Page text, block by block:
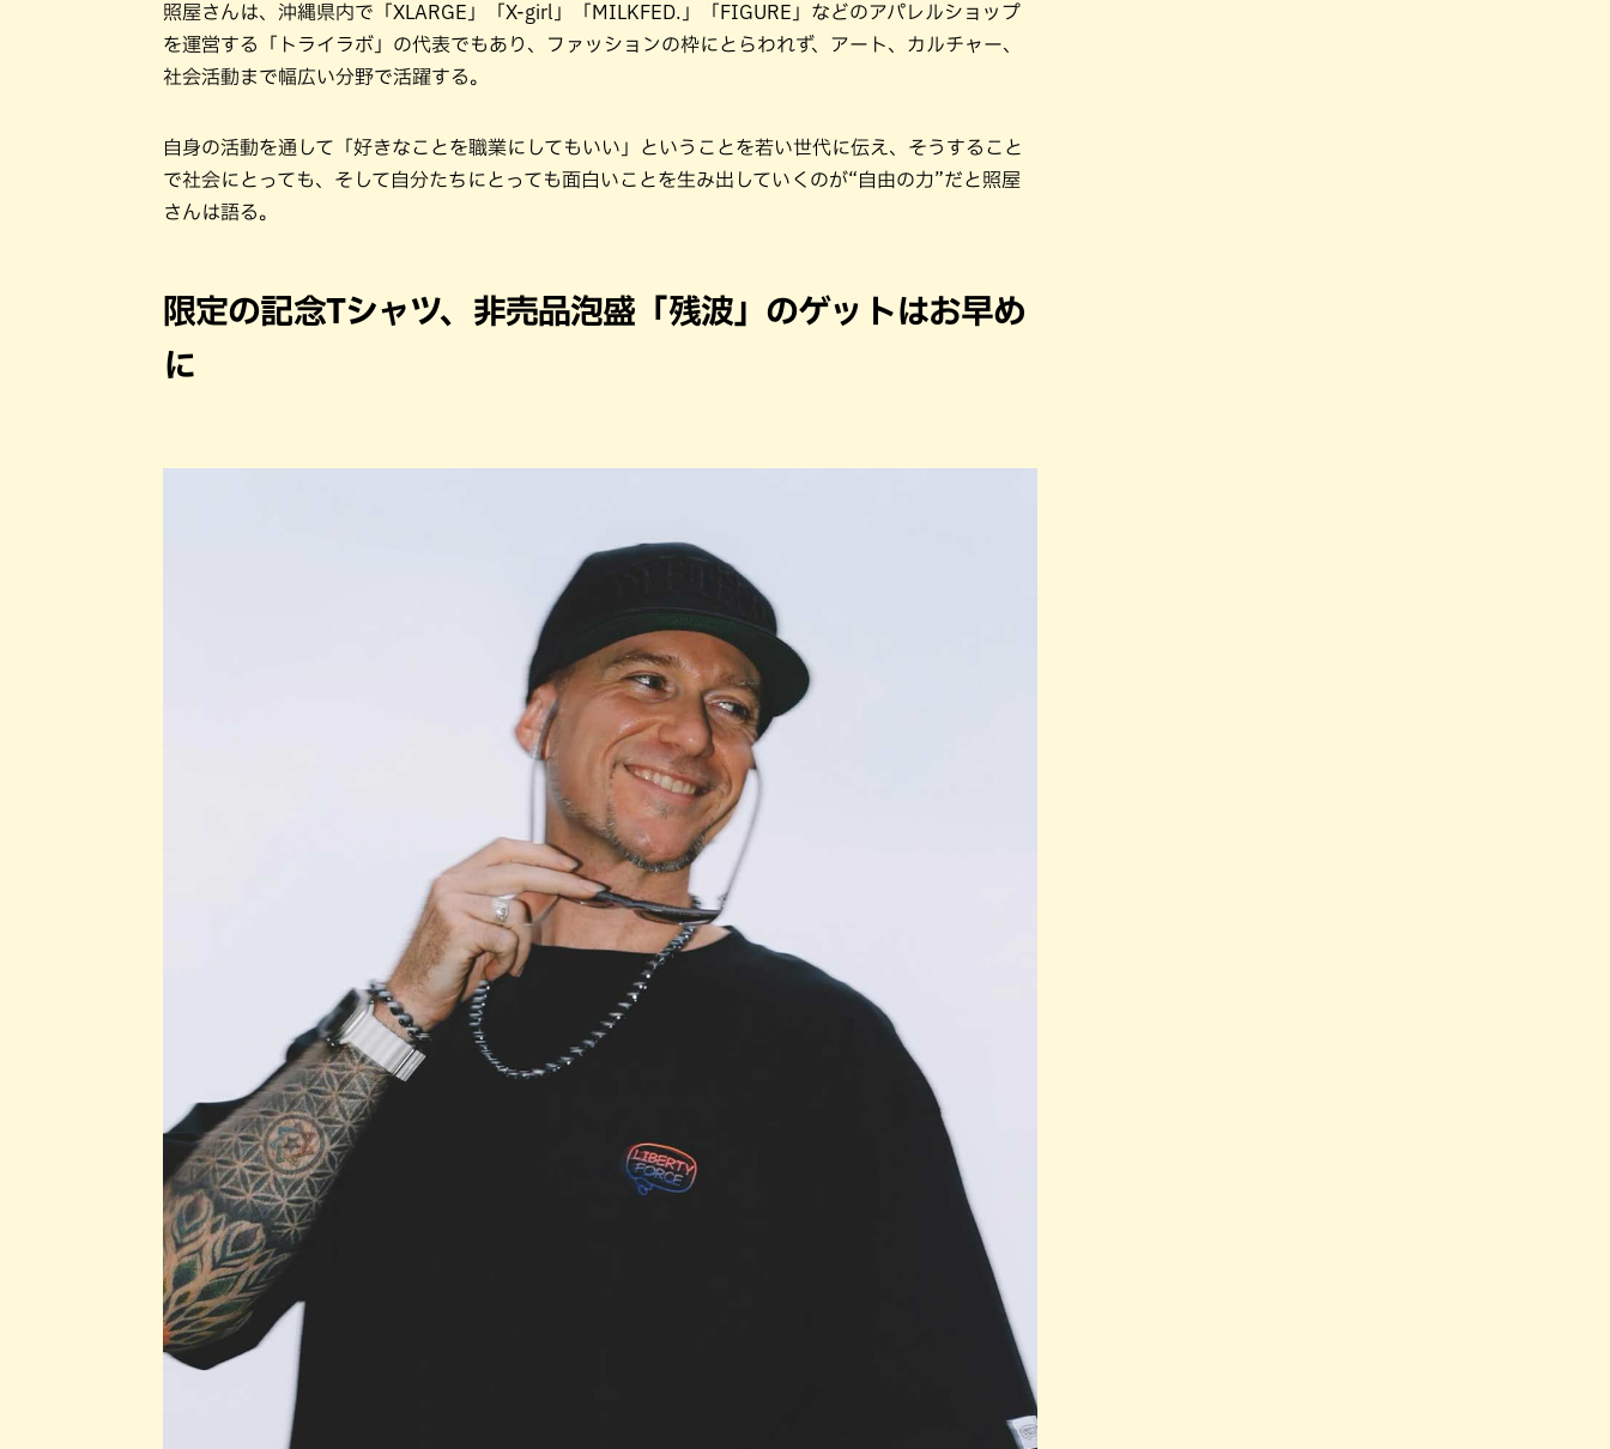
照屋さんは、沖縄県内で「XLARGE」「X-girl」「MILKFED.」「FIGURE」などのアパレルショップ
を運営する「トライラボ」の代表でもあり、ファッションの枠にとらわれず、アート、カルチャー、
社会活動まで幅広い分野で活躍する。
自身の活動を通して「好きなことを職業にしてもいい」ということを若い世代に伝え、そうすること
で社会にとっても、そして自分たちにとっても面白いことを生み出していくのが“自由の力”だと照屋
さんは語る。
限定の記念Tシャツ、非売品泡盛「残波」のゲットはお早め
に